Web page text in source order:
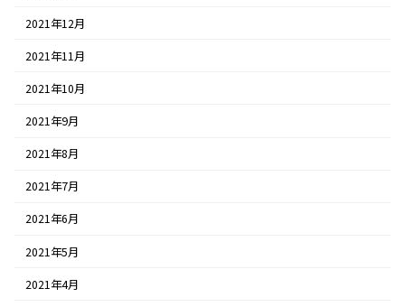
2021年12月
2021年11月
2021年10月
2021年9月
2021年8月
2021年7月
2021年6月
2021年5月
2021年4月